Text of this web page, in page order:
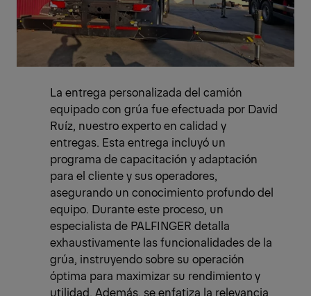
La entrega personalizada del camión
equipado con grúa fue efectuada por David
Ruíz, nuestro experto en calidad y
entregas. Esta entrega incluyó un
programa de capacitación y adaptación
para el cliente y sus operadores,
asegurando un conocimiento profundo del
equipo. Durante este proceso, un
especialista de PALFINGER detalla
exhaustivamente las funcionalidades de la
grúa, instruyendo sobre su operación
óptima para maximizar su rendimiento y
utilidad. Además, se enfatiza la relevancia